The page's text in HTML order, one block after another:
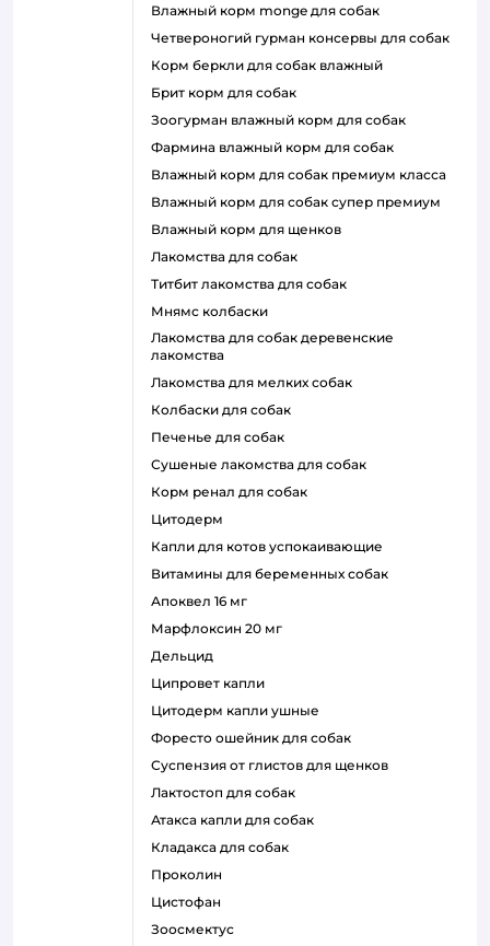
влажный корм monge для собак
четвероногий гурман консервы для собак
корм беркли для собак влажный
брит корм для собак
зоогурман влажный корм для собак
фармина влажный корм для собак
влажный корм для собак премиум класса
влажный корм для собак супер премиум
влажный корм для щенков
лакомства для собак
титбит лакомства для собак
мнямс колбаски
лакомства для собак деревенские
лакомства
лакомства для мелких собак
колбаски для собак
печенье для собак
сушеные лакомства для собак
корм ренал для собак
цитодерм
капли для котов успокаивающие
витамины для беременных собак
апоквел 16 мг
марфлоксин 20 мг
дельцид
ципровет капли
цитодерм капли ушные
форесто ошейник для собак
суспензия от глистов для щенков
лактостоп для собак
атакса капли для собак
кладакса для собак
проколин
цистофан
зоосмектус